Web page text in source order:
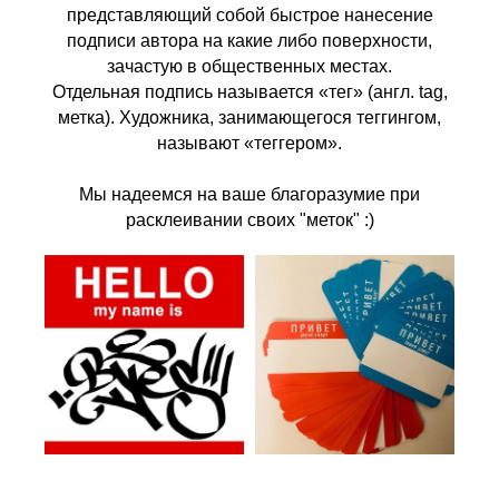
представляющий собой быстрое нанесение
подписи автора на какие либо поверхности,
зачастую в общественных местах.
Отдельная подпись называется «тег» (англ. tag,
метка). Художника, занимающегося теггингом,
называют «теггером».
Мы надеемся на ваше благоразумие при
расклеивании своих "меток" :)